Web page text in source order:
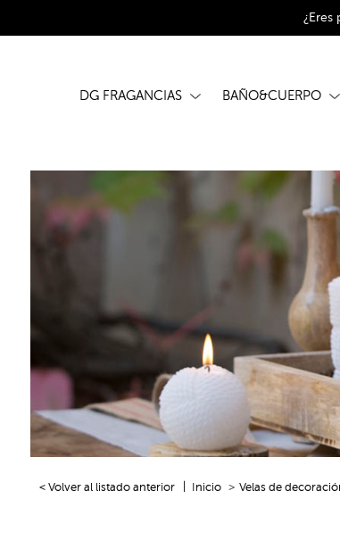
¿Eres
DG FRAGANCIAS BAÑO&CUERPO
< Volver al listado anterior Inicio Velas de